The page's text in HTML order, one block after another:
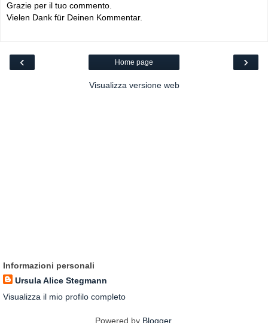
Grazie per il tuo commento.
Vielen Dank für Deinen Kommentar.
‹ ›
Home page
Visualizza versione web
Informazioni personali
Ursula Alice Stegmann
Visualizza il mio profilo completo
Powered by Blogger.